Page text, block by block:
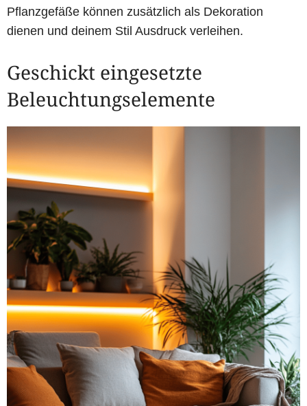
Pflanzgefäße können zusätzlich als Dekoration
dienen und deinem Stil Ausdruck verleihen.
Geschickt eingesetzte
Beleuchtungselemente